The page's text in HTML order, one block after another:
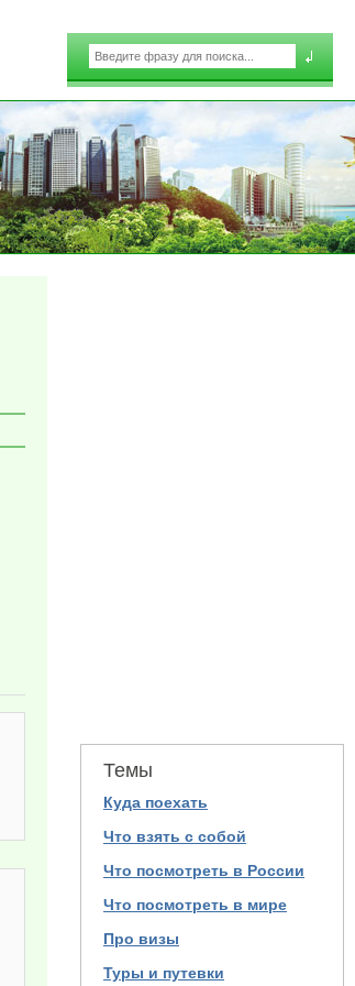
Форма поиска
Поиск
Темы
Куда поехать
Что взять с собой
Что посмотреть в России
Что посмотреть в мире
Про визы
Туры и путевки